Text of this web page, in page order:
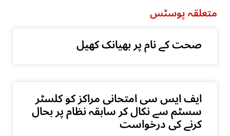
متعلقہ پوسٹس
صحت کے نام پر بھیانک کھیل
ایف ایس سی امتحانی مراکز کو کلسٹر
سسٹم سے نکال کر سابقہ نظام پر بحال
کرنے کی درخواست